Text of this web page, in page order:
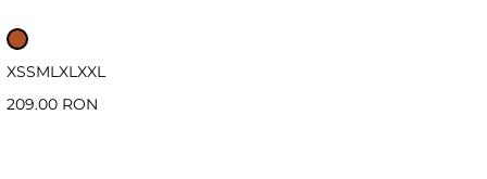
XSSML XL XXL
209.00 RON